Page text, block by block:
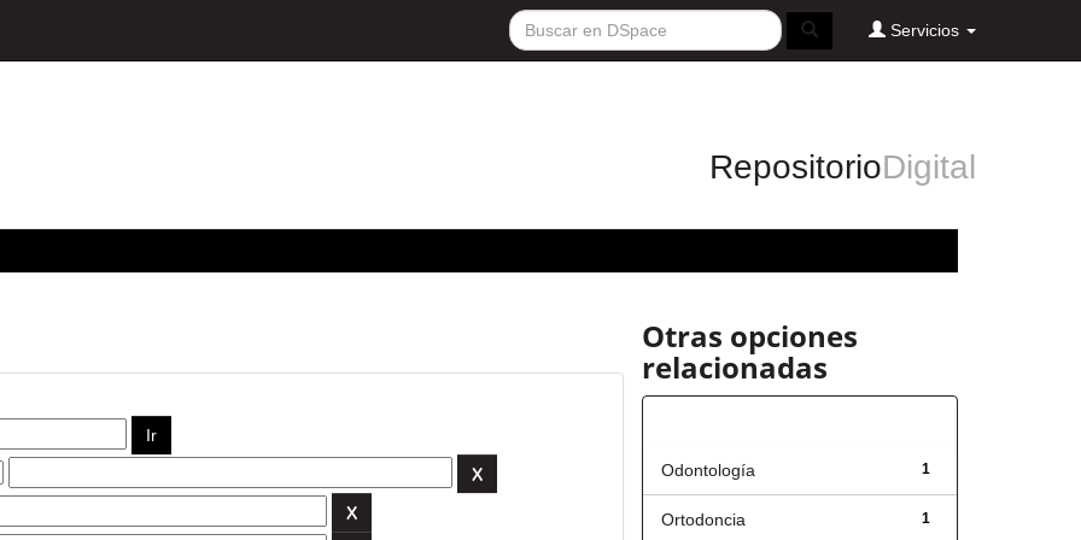
Servicios
RepositorioDigital
Otras opciones
relacionadas
1
Odontología
1
Ortodoncia